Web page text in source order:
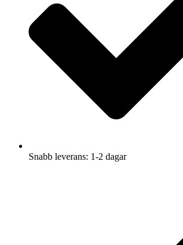
Snabb leverans: 1-2 dagar